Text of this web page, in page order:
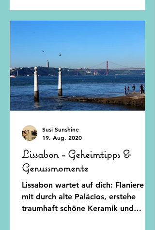
Lissabon - Geheimtipps &
Genussmomente
Lissabon wartet auf dich: Flaniere
mit durch alte Palácios, erstehe
traumhaft schöne Keramik und
Susi Sunshine
19. Aug. 2020